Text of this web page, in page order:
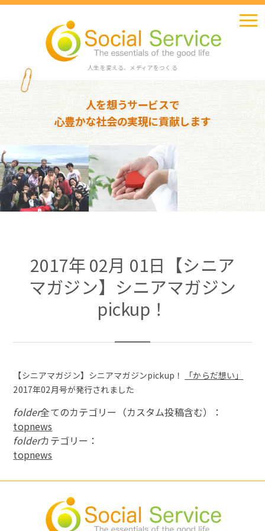
人生を変える、メディアをつくる
人を想うサービスで
心豊かな社会の実現に貢献します
2017年 02月 01日【シニア
マガジン】シニアマガジン
pickup！
【シニアマガジン】シニアマガジンpickup！
「からだ想い」
2017年02月号が発行されました
folder全てのカテゴリー（カスタム投稿含む）：
topnews
folderカテゴリー：
topnews